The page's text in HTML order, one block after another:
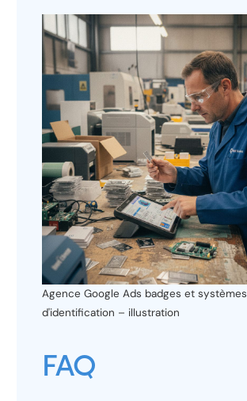
Agence Google Ads badges et systèmes
d'identification – illustration
FAQ